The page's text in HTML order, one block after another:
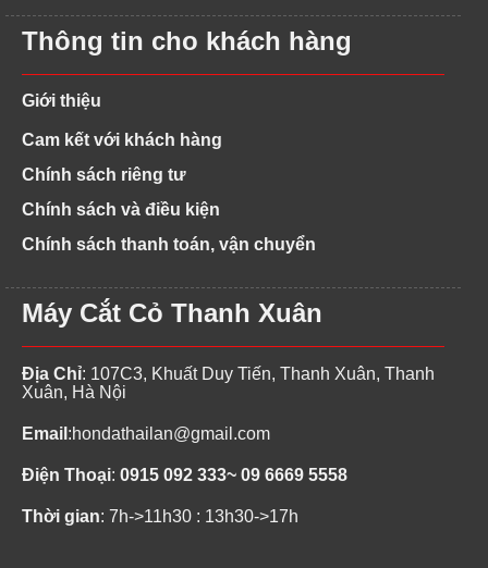
Thông tin cho khách hàng
Giới thiệu
Cam kết với khách hàng
Chính sách riêng tư
Chính sách và điều kiện
Chính sách thanh toán, vận chuyển
Máy Cắt Cỏ Thanh Xuân
Địa Chỉ: 107C3, Khuất Duy Tiến, Thanh Xuân, Thanh
Xuân, Hà Nội
Email :hondathailan@gmail.com
Điện Thoại: 0915 092 333~ 09 6669 5558
Thời gian: 7h->11h30 : 13h30->17h